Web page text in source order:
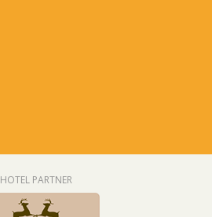
HOTEL PARTNER